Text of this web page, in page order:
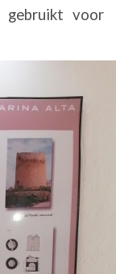
gebruikt voor